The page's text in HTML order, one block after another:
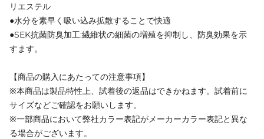
リエステル
●水分を素早く吸い込み拡散することで快適
●SEK抗菌防臭加工:繊維状の細菌の増殖を抑制し、防臭効果を示
すます。
【商品の購入にあたっての注意事項】
※本商品は製品特性上、試着後の返品はできかねます。試着前に
サイズなどご確認をお願いします。
※一部商品において弊社カラー表記がメーカーカラー表記と異な
る場合がございます。